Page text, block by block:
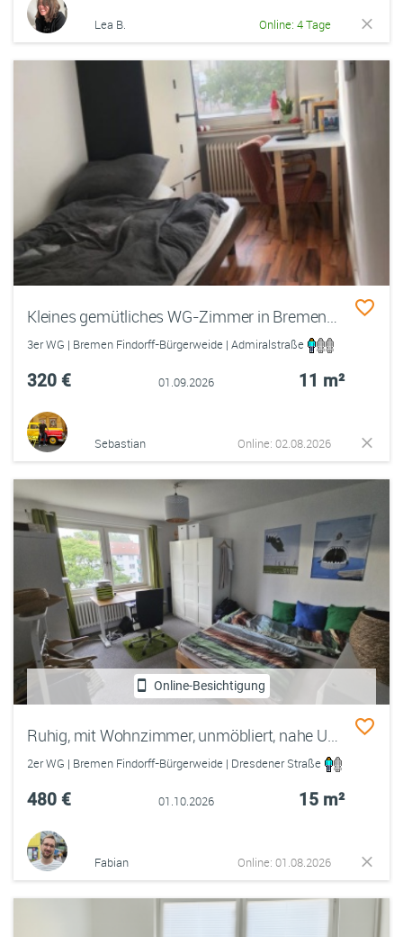
Lea B. Online: 4 Tage
3er WG | Bremen Findorff-Bürgerweide | Admiralstraße
320 € 01.09.2026 11 m²
Sebastian Online: 02.08.2026
Online-Besichtigung
2er WG | Bremen Findorff-Bürgerweide | Dresdener Straße
480 € 01.10.2026 15 m²
Fabian Online: 01.08.2026